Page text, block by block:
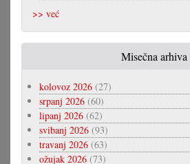
>> već
Misečna arhiva
kolovoz 2026 (27)
srpanj 2026 (60)
lipanj 2026 (62)
svibanj 2026 (93)
travanj 2026 (63)
ožujak 2026 (73)